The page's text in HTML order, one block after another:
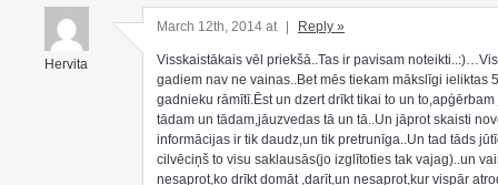
Hervita
March 12th, 2014 at Reply »
Visskaistākais vēl priekšā..Tas ir pavisam
gadiem nav ne vainas..Bet mēs tiekam mākslīgi ieliktas
gadnieku rāmītī.Ēst un dzert drīkt tikai to un to,apģērbam
tādam un tādam,jāuzvedas tā un tā..Un jāprot skaisti
informācijas ir tik daudz,un tik pretrunīga..Un tad tāds
cilvēciņš to visu saklausās(jo izglītoties tak vajag)..un
nesaprot,ko drīkt domāt ,darīt,un nesaprot,kur vispār